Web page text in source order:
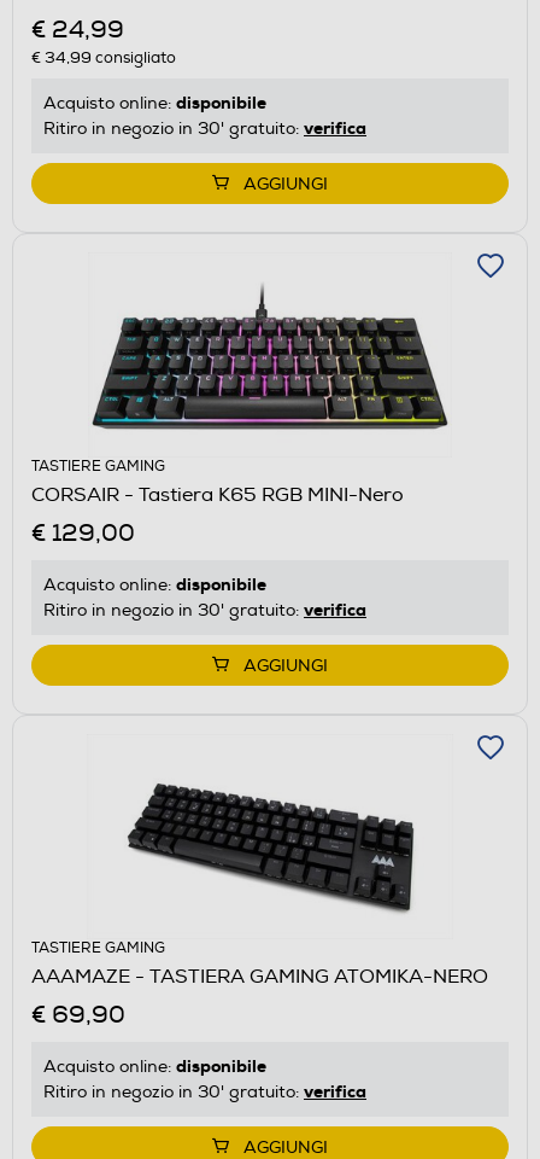
€ 24,99
€ 34,99 consigliato
Acquisto online: disponibile
Ritiro in negozio in 30' gratuito: verifica
AGGIUNGI
TASTIERE GAMING
CORSAIR - Tastiera K65 RGB MINI-Nero
€ 129,00
Acquisto online: disponibile
Ritiro in negozio in 30' gratuito: verifica
AGGIUNGI
TASTIERE GAMING
AAAMAZE - TASTIERA GAMING ATOMIKA-NERO
€ 69,90
Acquisto online: disponibile
Ritiro in negozio in 30' gratuito: verifica
AGGIUNGI